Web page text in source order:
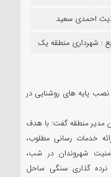
احمدی سعید
: شهرداری منطقه یک
نصب پایه های روشنایی در
مدیر منطقه گفت: با هدف
خدمات رسانی مطلوب،
شهروندان در شب،
نرده گذاری سنگی ساحل